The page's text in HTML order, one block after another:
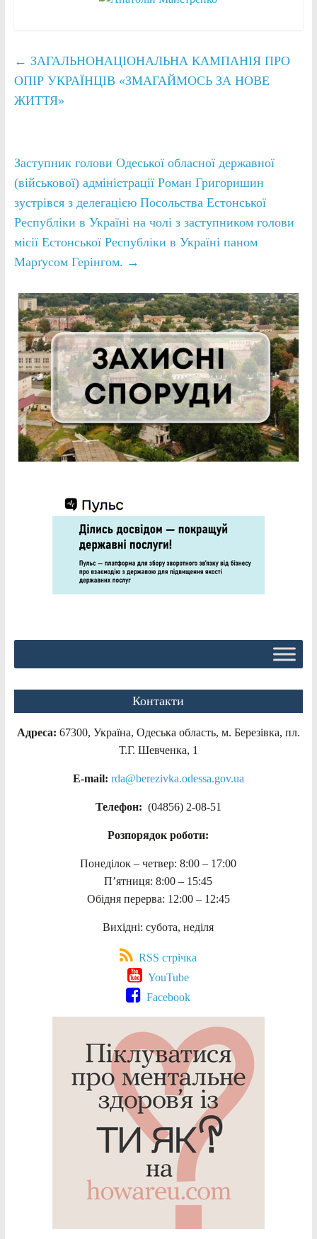
← ЗАГАЛЬНОНАЦІОНАЛЬНА КАМПАНІЯ ПРО
ОПІР УКРАЇНЦІВ «ЗМАГАЙМОСЬ ЗА НОВЕ
ЖИТТЯ»
Заступник голови Одеської обласної державної
(військової) адміністрації Роман Григоришин
зустрівся з делегацією Посольства Естонської
Республіки в Україні на чолі з заступником голови
місії Естонської Республіки в Україні паном
Марґусом Герінгом. →
Контакти
Адреса: 67300, Україна, Одеська область, м. Березівка, пл.
Т.Г. Шевченка, 1
E-mail: rda@berezivka.odessa.gov.ua
Телефон: (04856) 2-08-51
Розпорядок роботи:
Понеділок – четвер: 8:00 – 17:00
П’ятниця: 8:00 – 15:45
Обідня перерва: 12:00 – 12:45
Вихідні: субота, неділя
RSS стрічка
YouTube
Facebook